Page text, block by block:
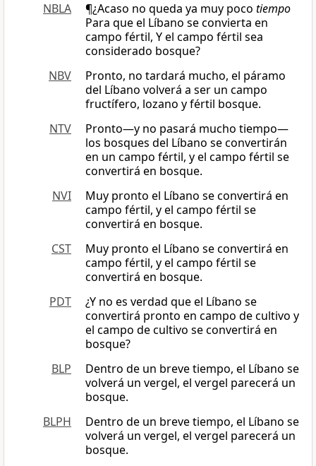
NBLA
¶¿Acaso no queda ya muy poco tiempo
Para que el Líbano se convierta en
campo fértil, Y el campo fértil sea
considerado bosque?
NBV
Pronto, no tardará mucho, el páramo
del Líbano volverá a ser un campo
fructífero, lozano y fértil bosque.
NTV
Pronto—y no pasará mucho tiempo—
los bosques del Líbano se convertirán
en un campo fértil, y el campo fértil se
convertirá en bosque.
NVI
Muy pronto el Líbano se convertirá en
campo fértil, y el campo fértil se
convertirá en bosque.
CST
Muy pronto el Líbano se convertirá en
campo fértil, y el campo fértil se
convertirá en bosque.
PDT
¿Y no es verdad que el Líbano se
convertirá pronto en campo de cultivo y
el campo de cultivo se convertirá en
bosque?
BLP
Dentro de un breve tiempo, el Líbano se
volverá un vergel, el vergel parecerá un
bosque.
BLPH
Dentro de un breve tiempo, el Líbano se
volverá un vergel, el vergel parecerá un
bosque.